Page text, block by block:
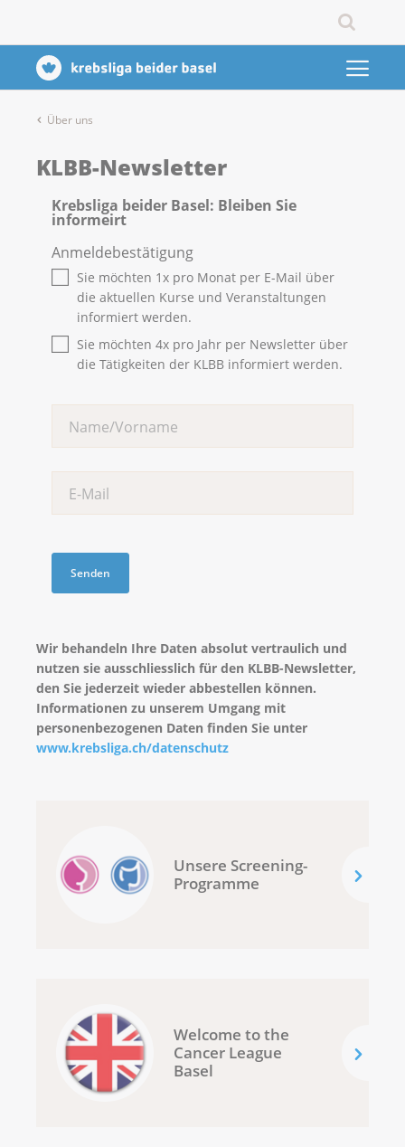
Über uns
KLBB-Newsletter
Krebsliga beider Basel: Bleiben Sie
informeirt
Anmeldebestätigung
Sie möchten 1x pro Monat per E-Mail über
die aktuellen Kurse und Veranstaltungen
informiert werden.
Sie möchten 4x pro Jahr per Newsletter über
die Tätigkeiten der KLBB informiert werden.
Wir behandeln Ihre Daten absolut vertraulich und
nutzen sie ausschliesslich für den KLBB-Newsletter,
den Sie jederzeit wieder abbestellen können.
Informationen zu unserem Umgang mit
personenbezogenen Daten finden Sie unter
www.krebsliga.ch/datenschutz
Unsere Screening-
Programme
Welcome to the
Cancer League
Basel